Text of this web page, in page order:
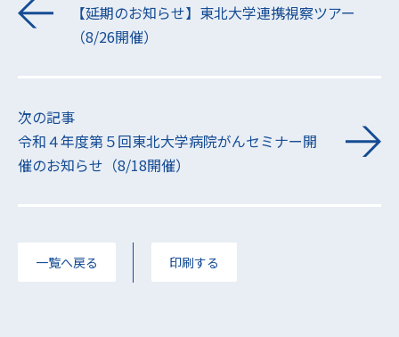
【延期のお知らせ】東北大学連携視察ツアー
（8/26開催）
次の記事
令和４年度第５回東北大学病院がんセミナー開
催のお知らせ（8/18開催）
一覧へ戻る 印刷する